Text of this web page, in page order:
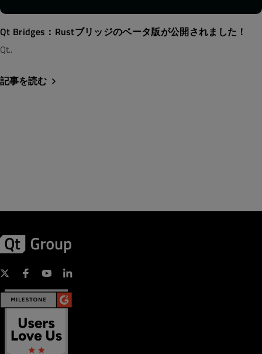
Qt Bridges：Rustブリッジのベータ版が公開されました！
Qt..
記事を読む